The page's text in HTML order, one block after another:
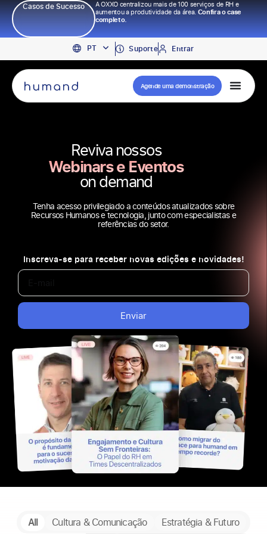
Casos de Sucesso
A OXXO centralizou mais de 100 serviços de RH e
aumentou a produtividade da área.Confira o case
completo.
PT
EN
ES
Suporte Entrar
Agende uma demonstração
Reviva nossos
Webinars e Eventos
on demand
Tenha acesso privilegiado a conteúdos atualizados sobre
Recursos Humanos e tecnologia, junto com especialistas e
referências do setor.
Inscreva-se para receber novas edições e novidades!
Enviar
Cultura & Comunicação Estratégia & Futuro
All